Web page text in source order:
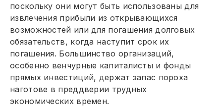
поскольку они могут быть использованы для
извлечения прибыли из открывающихся
возможностей или для погашения долговых
обязательств, когда наступит срок их
погашения. Большинство организаций,
особенно венчурные капиталисты и фонды
прямых инвестиций, держат запас пороха
наготове в преддверии трудных
экономических времен.